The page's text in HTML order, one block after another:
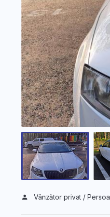
Vânzător privat /